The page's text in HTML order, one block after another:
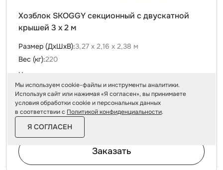
Хозблок SKOGGY секционный с двускатной
крышей 3 х 2 м
Размер (ДxШxВ):3,27 х 2,16 х 2,38 м
Вес (кг):220
Цвет:
179 600 ₽
от156 100 ₽
За изделие в цинке
Заказать
Мы используем cookie-файлы и инструменты аналитики.
Используя сайт или нажимая «Я согласен», вы принимаете
условия обработки cookie и персональных данных
в соответствии с Политикой конфиденциальности.
Я СОГЛАСЕН